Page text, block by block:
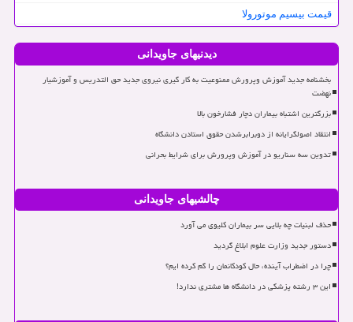
قیمت بیسیم موتورولا
دیدنیهای جاویدانی
بخشنامه جدید آموزش وپرورش ممنوعیت به کار گیری نیروی جدید حق التدریس و آموزشیار
نهضت
بزرگترین اشتباه بیماران دچار فشارخون بالا
انتقاد اصولگرایانه از دوبرابرشدن حقوق استادن دانشگاه
تدوین سه سناریو در آموزش وپرورش برای شرایط بحرانی
چالشیهای جاویدانی
حذف لبنیات چه بلایی سر بیماران کلیوی می آورد
دستور جدید وزارت علوم ابلاغ گردید
چرا در اضطراب آینده، حال کودکانمان را گم کرده ایم؟
این ۳ رشته پزشکی در دانشگاه ها مشتری ندارد!